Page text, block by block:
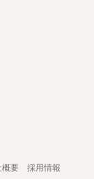
概要
採用情報